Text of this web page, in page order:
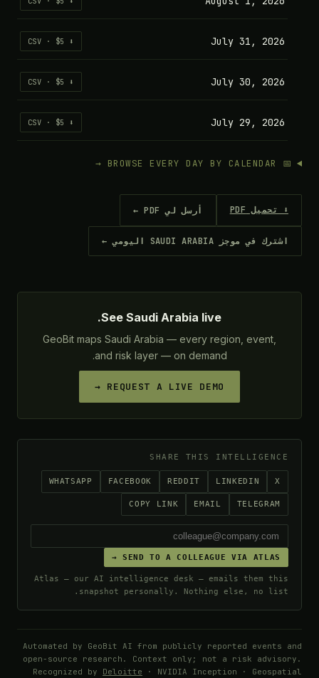
July 31, 2026
⬇ CSV · $5
July 30, 2026
⬇ CSV · $5
July 29, 2026
⬇ CSV · $5
📅 BROWSE EVERY DAY BY CALENDAR →
⬇ تحميل PDF أرسل لي PDF ←
اشترك في موجز SAUDI ARABIA اليومي ←
See Saudi Arabia live.
GeoBit maps Saudi Arabia — every region, event,
and risk layer — on demand.
REQUEST A LIVE DEMO →
SHARE THIS INTELLIGENCE
X
LINKEDIN
REDDIT
FACEBOOK
WHATSAPP
TELEGRAM
EMAIL
COPY LINK
SEND TO A COLLEAGUE VIA ATLAS →
Atlas — our AI intelligence desk — emails them this
snapshot personally. Nothing else, no list.
Automated by GeoBit AI from publicly reported events and
open-source research. Context only; not a risk advisory.
Recognized by Deloitte · NVIDIA Inception · Geospatial